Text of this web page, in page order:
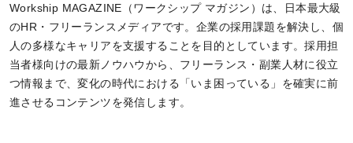
Workship MAGAZINE（ワークシップ マガジン）は、日本最大級
のHR・フリーランスメディアです。企業の採用課題を解決し、個
人の多様なキャリアを支援することを目的としています。採用担
当者様向けの最新ノウハウから、フリーランス・副業人材に役立
つ情報まで、変化の時代における「いま困っている」を確実に前
進させるコンテンツを発信します。